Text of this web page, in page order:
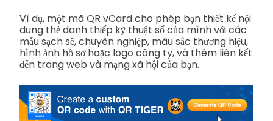
Ví dụ, một mã QR vCard cho phép bạn thiết kế nội
dung thẻ danh thiếp kỹ thuật số của mình với các
mẫu sạch sẽ, chuyên nghiệp, màu sắc thương hiệu,
hình ảnh hồ sơ hoặc logo công ty, và thêm liên kết
đến trang web và mạng xã hội của bạn.